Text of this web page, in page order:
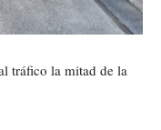
tráfico la mitad de la